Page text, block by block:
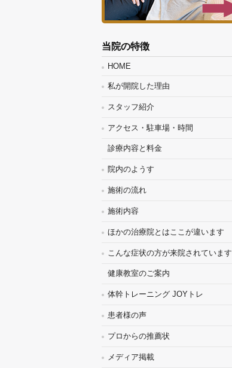
当院の特徴
HOME
私が開院した理由
スタッフ紹介
アクセス・駐車場・時間
診療内容と料金
院内のようす
施術の流れ
施術内容
ほかの治療院とはここが違います
こんな症状の方が来院されています
健康教室のご案内
体幹トレーニング JOYトレ
患者様の声
プロからの推薦状
メディア掲載